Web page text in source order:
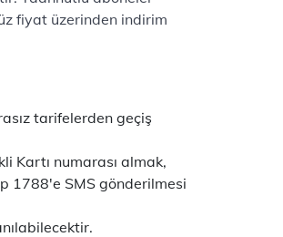
fiyat üzerinden indirim
tarifelerden geçiş
Kartı numarası almak,
1788'e SMS gönderilmesi